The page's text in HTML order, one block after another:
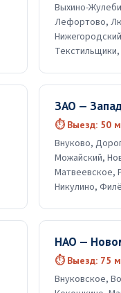
Выхино-
Лефортово,
ЗАО —
⏱ Выезд: 50
Внуково,
Можайский,
Матвеевское,
Никулино,
НАО —
⏱ Выезд: 75
Внуковское,